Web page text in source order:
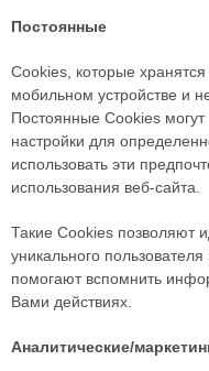
Постоянные
Сookies, которые
мобильном устройстве и
Постоянные Сookies могут
настройки для
использовать эти
использования веб-сайта.
Такие Cookies позволяют
уникального
помогают вспомнить
Вами действиях.
Аналитические/